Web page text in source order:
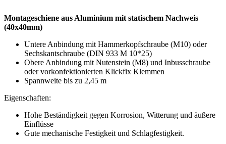
Montageschiene aus Aluminium mit statischem Nachweis
(40x40mm)
Untere Anbindung mit Hammerkopfschraube (M10) oder
Sechskantschraube (DIN 933 M 10*25)
Obere Anbindung mit Nutenstein (M8) und Inbusschraube
oder vorkonfektionierten Klickfix Klemmen
Spannweite bis zu 2,45 m
Eigenschaften:
Hohe Beständigkeit gegen Korrosion, Witterung und äußere
Einflüsse
Gute mechanische Festigkeit und Schlagfestigkeit.